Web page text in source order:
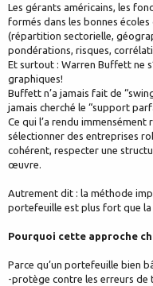
Les gérants américains, les
formés dans les bonnes
(répartition sectorielle,
pondérations, risques,
Et surtout : Warren Buffett ne
graphiques!
Buffett n’a jamais fait de
jamais cherché le “support
Ce qui l’a rendu immensément
sélectionner des entreprises
cohérent, respecter une
œuvre.
Autrement dit : la méthode
portefeuille est plus fort que la
Pourquoi cette approche
Parce qu’un portefeuille bien
-protège contre les erreurs de